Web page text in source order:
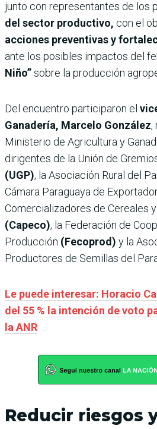
junto con representantes de los
del sector productivo, con el
acciones preventivas y
ante los posibles impactos del
Niño”sobre la producción
Del encuentro participaron el
Ganadería, Marcelo González,
Ministerio de Agricultura y
dirigentes de la Unión de
(UGP), la Asociación Rural del
Cámara Paraguaya de
Comercializadores de Cereales
(Capeco), la Federación de
Producción (Fecoprod) y la
Productores de Semillas del
Le puede interesar: Horacio
del 55 % la intención de voto
la ANR
Reducir riesgos